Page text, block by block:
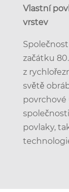
Vlastní
vrstev
začátku
z
světě
povrchové
povlaky,